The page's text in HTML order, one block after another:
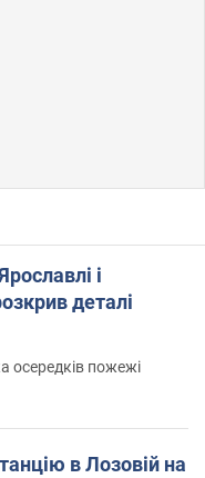
і
деталі
осередків пожежі
в Лозовій на